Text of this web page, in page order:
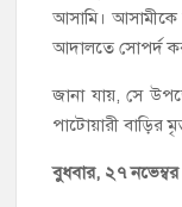
আসামি। আসামীকে
আদালতে সোপর্দ
জানা যায়, সে
পাটোয়ারী বাড়ির
বুধবার, ২৭